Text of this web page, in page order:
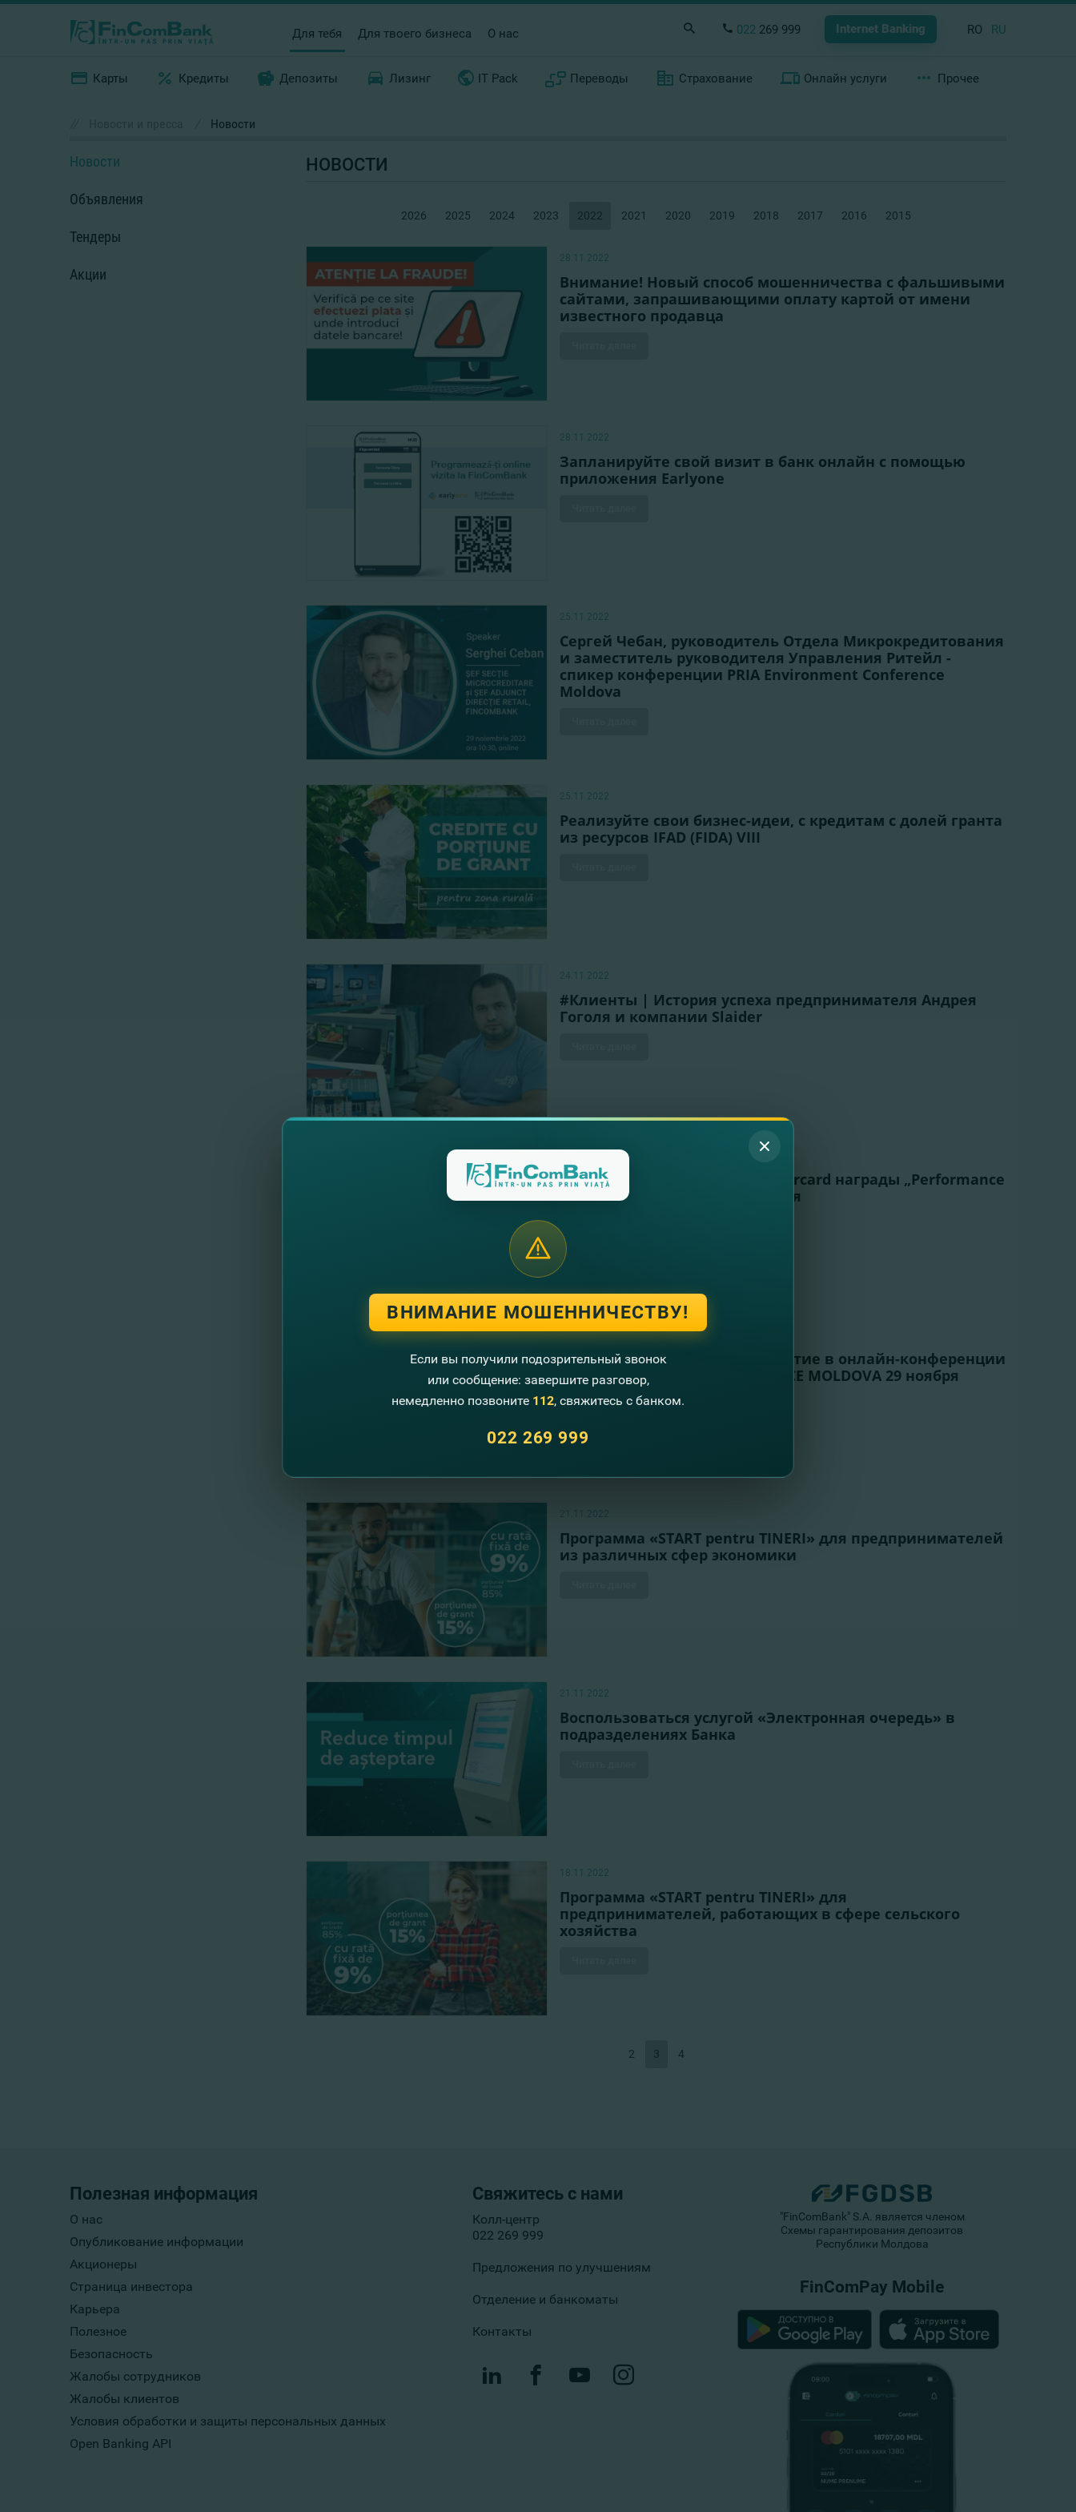
Для тебя Для твоего бизнеса О нас 022 269 999 Internet Banking RO RU
Карты Кредиты Депозиты Лизинг IT Pack Переводы Страхование Онлайн услуги Прочее
Новости
Новости
Объявления
Тендеры
Акции
НОВОСТИ
2026 2025 2024 2023 2022 2021 2020 2019 2018 2017 2016 2015
28.11.2022
Внимание! Новый способ мошенничества с фальшивыми
сайтами, запрашивающими оплату картой от имени
известного продавца
28.11.2022
Запланируйте свой визит в банк онлайн с помощью
приложения Earlyone
25.11.2022
Сергей Чебан, руководитель Отдела Микрокредитования
и заместитель руководителя Управления Ритейл -
спикер конференции PRIA Environment Conference
Moldova
25.11.2022
Реализуйте свои бизнес-идеи, с кредитам с долей гранта
из ресурсов IFAD (FIDA) VIII
24.11.2022
#Клиенты | История успеха предпринимателя Андрея
Гоголя и компании Slaider
FinComBank удостоен от Mastercard награды „Performance
Excellence” за свои достижения
22.11.2022
Приглашаем вас принять участие в онлайн-конференции
PRIA ENVIRONMENT CONFERENCE MOLDOVA 29 ноября
Читать далее
21.11.2022
Программа «START pentru TINERI» для предпринимателей
из различных сфер экономики
21.11.2022
Воспользоваться услугой «Электронная очередь» в
подразделениях Банка
18.11.2022
Программа «START pentru TINERI» для
предпринимателей, работающих в сфере сельского
хозяйства
2 3 4
Полезная информация
О нас
Опубликование информации
Акционеры
Страница инвестора
Карьера
Полезное
Безопасность
Жалобы сотрудников
Жалобы клиентов
Условия обработки и защиты персональных данных
Open Banking API
Свяжитесь с нами
Колл-центр
022 269 999
Предложения по улучшениям
Отделение и банкоматы
Контакты
"FinComBank" S.A. является членом
Схемы гарантирования депозитов
Республики Молдова
FinComPay Mobile
ВНИМАНИЕ МОШЕННИЧЕСТВУ!
Если вы получили подозрительный звонок
или сообщение: завершите разговор,
немедленно позвоните 112, свяжитесь с банком.
022 269 999